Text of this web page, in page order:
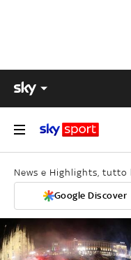
News e Highlights, tutto
Google Discover